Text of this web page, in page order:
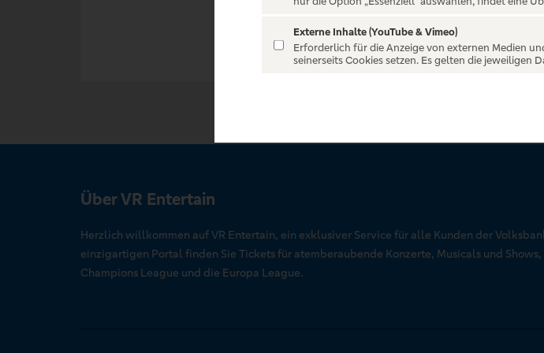
Über VR Entertain
Herzlich willkommen auf VR Entertain, ein exklusiver Service für alle Kunden der
einzigartigen Portal finden Sie Tickets für atemberaubende Konzerte, Musicals und
Champions League und die Europa League.
Externe Inhalte (YouTube & Vimeo)
Erforderlich für die Anzeige von externen Medien
seinerseits Cookies setzen. Es gelten die jeweiligen